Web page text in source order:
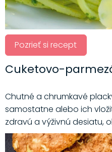
Pozrieť si recept
Cuketovo-
Chutné a chrumkavé
samostatne alebo ich
zdravú a výživnú desiatu,